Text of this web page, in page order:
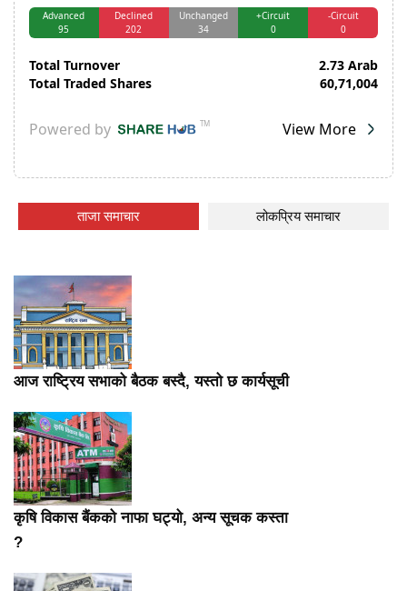
ताजा समाचार लोकप्रिय समाचार
आज राष्ट्रिय सभाको बैठक बस्दै, यस्तो छ कार्यसूची
कृषि विकास बैंकको नाफा घट्यो, अन्य सूचक कस्ता
?